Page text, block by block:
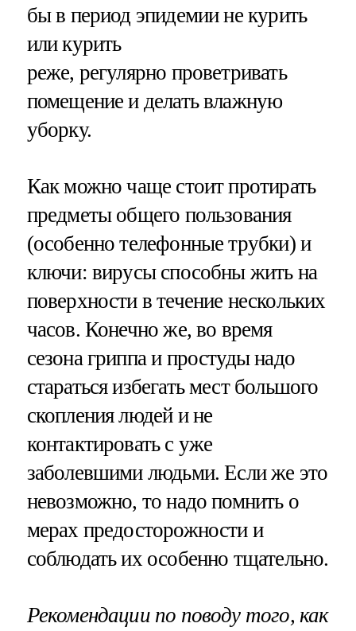
бы в период эпидемии не курить
или курить
реже, регулярно проветривать
помещение и делать влажную
уборку.
Как можно чаще стоит протирать
предметы общего пользования
(особенно телефонные трубки) и
ключи: вирусы способны жить на
поверхности в течение нескольких
часов. Конечно же, во время
сезона гриппа и простуды надо
стараться избегать мест большого
скопления людей и не
контактировать с уже
заболевшими людьми. Если же это
невозможно, то надо помнить о
мерах предосторожности и
соблюдать их особенно тщательно.
Рекомендации по поводу того, как